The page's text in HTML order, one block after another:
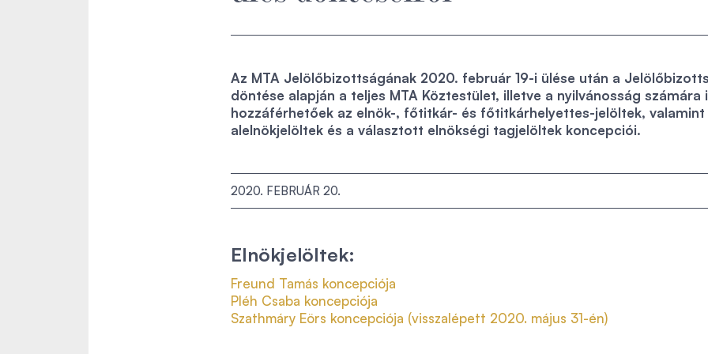
Az MTA Jelölőbizottságának 2020. február 19-i ülése után a
döntése alapján a teljes MTA Köztestület, illetve a nyilvánosság számára
hozzáférhetőek az elnök-, főtitkár- és főtitkárhelyettes-jelöltek, valamint
alelnökjelöltek és a választott elnökségi tagjelöltek koncepciói.
2020. FEBRUÁR 20.
Elnökjelöltek:
Freund Tamás koncepciója
Pléh Csaba koncepciója
Szathmáry Eörs koncepciója (visszalépett 2020. május 31-én)